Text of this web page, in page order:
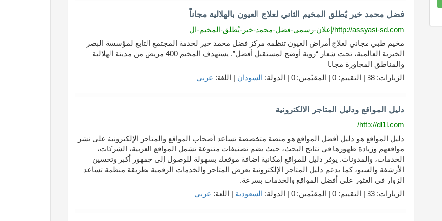
فضل محمد خير يُطلق المخيم الثاني لعلاج العيون بالهلالية مجاناً
http://assyasi-sd.com/إعلان-رسمي-فضل-محمد-خير-يُطلق-المخيم-ال
مخيم طبي مجاني لعلاج أمراض العيون تنظمه مركز فضل محمد خير لخدمة المجتمع التابع لمؤسسة البصر
الخيرية العالمية، تحت شعار “رؤية أوضح لمستقبل أفضل”. يستهدف المخيم 400 مريض من مدينة الهلالية
والمناطق المجاورة مجانا
الزيارات: 38 | التقييم: 0 | المقيّمين: 0 | الدولة:
السودان | اللغة: عربي
دليل المواقع ودليل المتاجر الالكترونية
http://dl1l.com/
دليل المواقع هو دليل أفضل المواقع هو منصة متخصصة تساعد أصحاب المواقع والمتاجر الإلكترونية على نشر
مواقعهم وزيادة ظهورها في نتائج البحث، حيث يضم تصنيفات متنوعة تشمل المواقع العربية، الشركات،
الخدمات، والمدونات. يوفر دليل للمواقع إمكانية إضافة موقعك بسهولة للوصول إلى جمهور أكبر وتحسين
الأرشفة والسيو، كما يدعم دليل المتاجر الإلكترونية بعرض المتاجر والخدمات الرقمية بطريقة منظمة تساعد
الزوار في العثور على أفضل المواقع والخدمات بسرعة.
الزيارات: 33 | التقييم: 0 | المقيّمين: 0 | الدولة:
السعودية | اللغة: عربي